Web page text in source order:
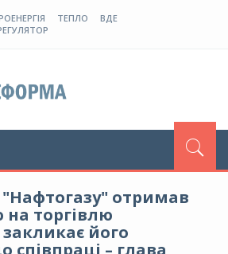
ТЕПЛО
ВДЕ
отримав
на торгівлю
його
співпраці – глава